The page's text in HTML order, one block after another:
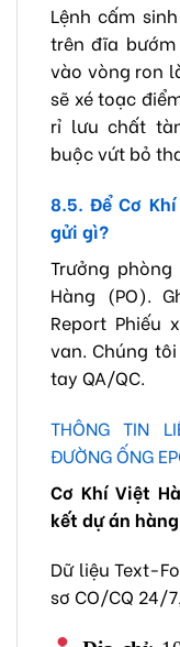
Lệnh cấm
trên đĩa
vào vòng ron
sẽ xé toạc
rỉ lưu chất
buộc vứt bỏ
8.5. Để Cơ
gửi gì?
Trưởng
Hàng (PO).
Report Phiếu
van. Chúng
tay QA/QC.
THÔNG TIN
ĐƯỜNG ỐNG
Cơ Khí Việt
kết dự án
Dữ liệu Text-
sơ CO/CQ 24/